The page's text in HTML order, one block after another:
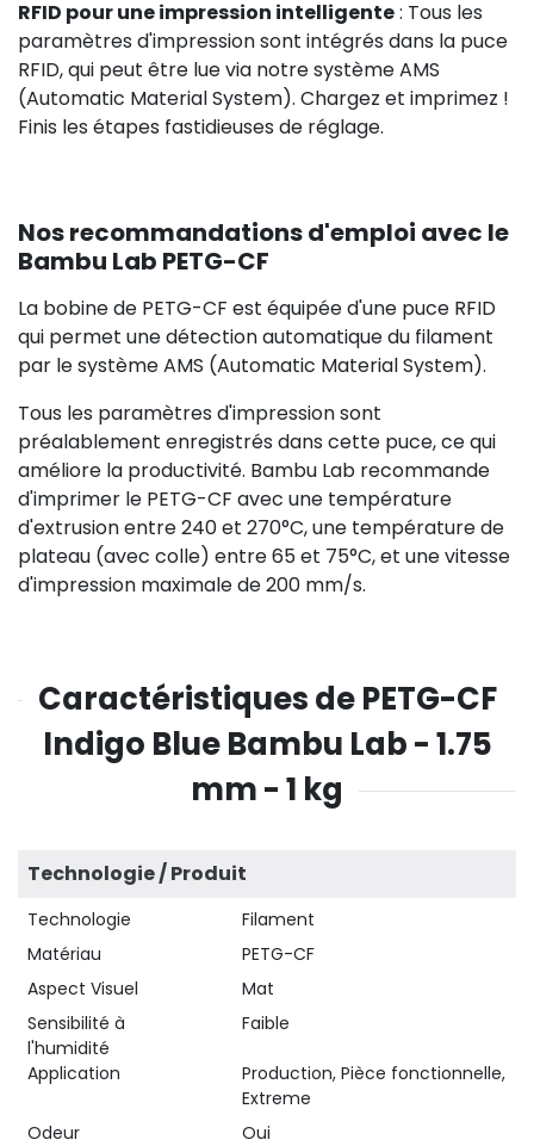
RFID pour une impression intelligente: Tous les
paramètres d'impression sont intégrés dans la puce
RFID, qui peut être lue via notre système AMS
(Automatic Material System). Chargez et imprimez !
Finis les étapes fastidieuses de réglage.
Nos recommandations d'emploi avec le
Bambu Lab PETG-CF
La bobine de PETG-CF est équipée d'une puce RFID
qui permet une détection automatique du filament
par le système AMS (Automatic Material System).
Tous les paramètres d'impression sont
préalablement enregistrés dans cette puce, ce qui
améliore la productivité. Bambu Lab recommande
d'imprimer le PETG-CF avec une température
d'extrusion entre 240 et 270°C, une température de
plateau (avec colle) entre 65 et 75°C, et une vitesse
d'impression maximale de 200 mm/s.
Caractéristiques de PETG-CF
Indigo Blue Bambu Lab - 1.75
mm - 1 kg
Technologie / Produit
Technologie
Filament
Matériau
PETG-CF
Aspect Visuel
Mat
Sensibilité à
l'humidité
Faible
Application
Production, Pièce fonctionnelle,
Extreme
Odeur
Oui